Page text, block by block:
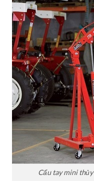
Cẩu tay mini